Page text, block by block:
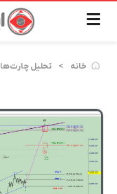
خانه تحلیل چارت‌ها